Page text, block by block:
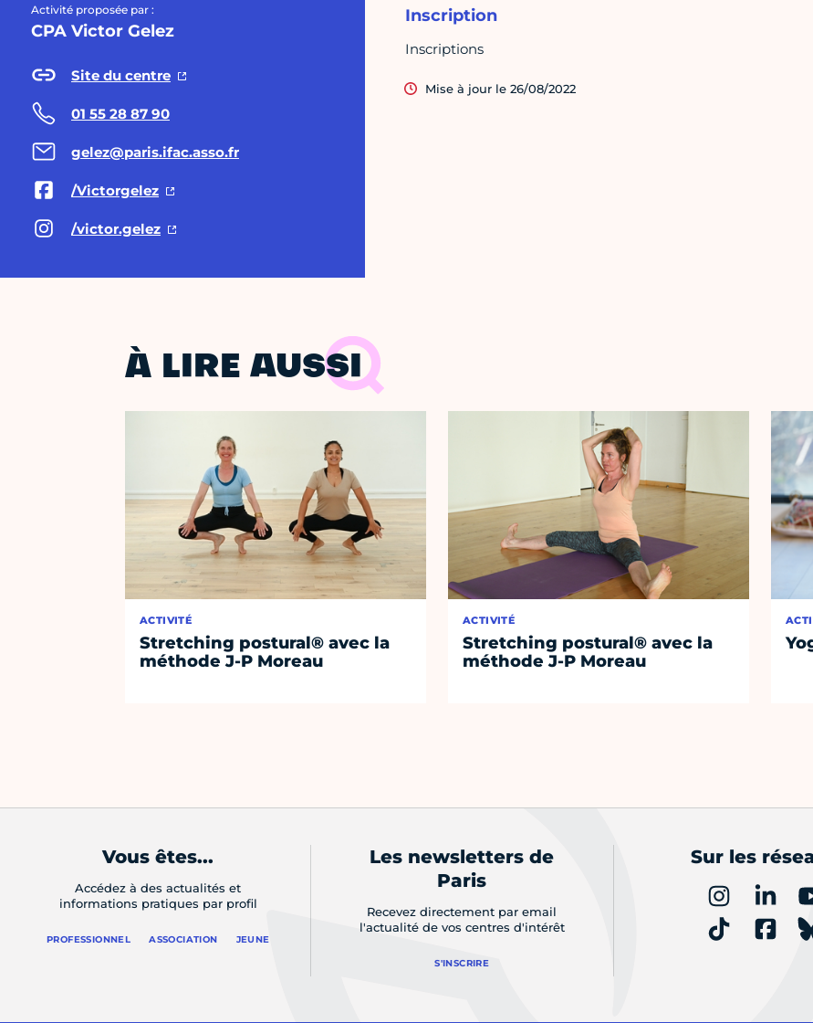
Activité proposée par :
CPA Victor Gelez
Site du centre
01 55 28 87 90
gelez@paris.ifac.asso.fr
/Victorgelez
/victor.gelez
Inscription
Inscriptions
Mise à jour le 26/08/2022
À LIRE AUSSI
ACTIVITÉ
Stretching postural® avec la
méthode J-P Moreau
ACTIVITÉ
Stretching postural® avec la
méthode J-P Moreau
Vous êtes...
Accédez à des actualités et
informations pratiques par profil
PROFESSIONNEL ASSOCIATION JEUNE
Les newsletters de
Paris
Recevez directement par email
l'actualité de vos centres d'intérêt
S'INSCRIRE
Sur les